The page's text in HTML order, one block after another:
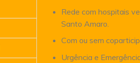
Rede com hospitais
Santo Amaro.
Com ou sem
Urgência e